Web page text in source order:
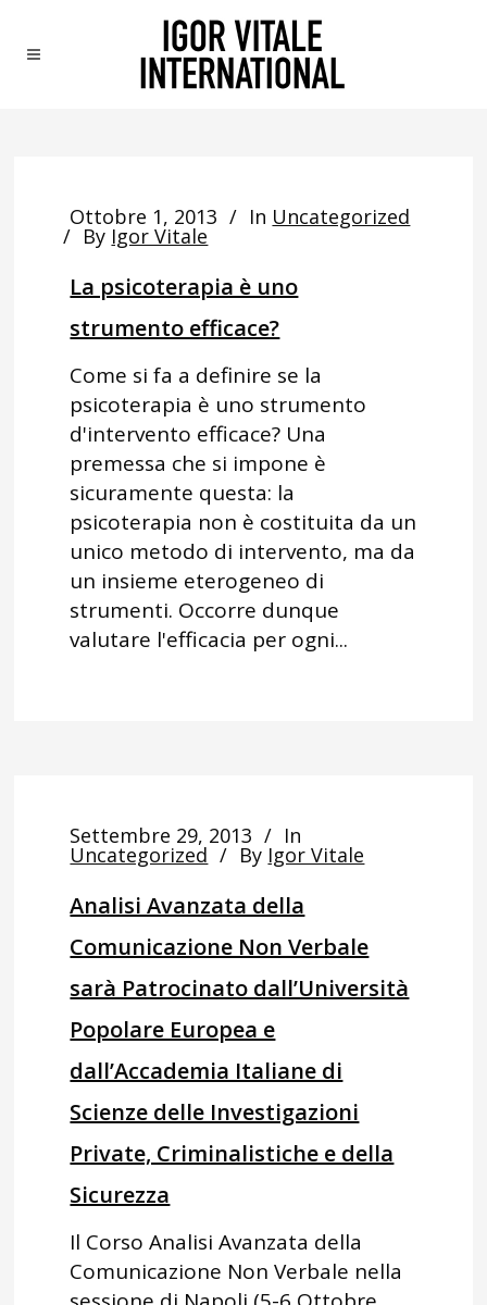
Ottobre 1, 2013 In Uncategorized
By Igor Vitale
La psicoterapia è uno
strumento efficace?
Come si fa a definire se la
psicoterapia è uno strumento
d'intervento efficace? Una
premessa che si impone è
sicuramente questa: la
psicoterapia non è costituita da un
unico metodo di intervento, ma da
un insieme eterogeneo di
strumenti. Occorre dunque
valutare l'efficacia per ogni...
Settembre 29, 2013 In
Uncategorized By Igor Vitale
Analisi Avanzata della
Comunicazione Non Verbale
sarà Patrocinato dall’Università
Popolare Europea e
dall’Accademia Italiane di
Scienze delle Investigazioni
Private, Criminalistiche e della
Sicurezza
Il Corso Analisi Avanzata della
Comunicazione Non Verbale nella